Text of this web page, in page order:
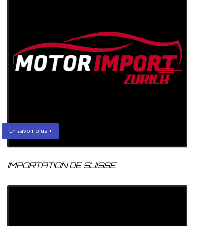
En savoir plus +
IMPORTATION DE SUISSE